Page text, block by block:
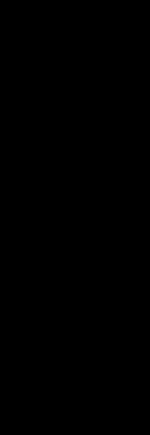
vận hành của một quỹ thực,
căng thẳng không cần thiết. Mục
drawdown rõ ràng và quan trọng
hành vi của trader thay vì trừng
Điểm khác biệt cốt lõi của AI
đánh giá hiệu suất dựa trên AI.
drawdown cứng nhắc liên tục
đánh giá tính nhất quán, chất
vi. Điều này cho phép trader giỏi
mắc kẹt trong những quy tắc cơ
Dưới góc nhìn SEO và hành vi
đơn thuần là một one-step prop
vốn thế hệ mới, nơi khả năng
chặt chẽ với logic tăng trưởng
tư duy như nhà quản lý quỹ,
Trong năm 2026, AI Prop được
prop firm bền vững nhất và đặt
phù hợp với những người muốn
chuyên nghiệp thay vì chạy theo
PipFarm tiếp tục là một lựa chọn
cao sự linh hoạt trong một cấu
giá yêu cầu đạt mục tiêu lợi
drawdown tĩnh 6% hoặc
kể là PipFarm reset trailing